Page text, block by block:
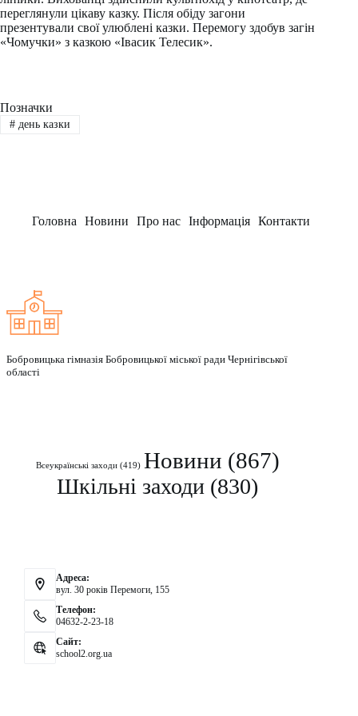
переглянули цікаву казку. Після обіду загони
презентували свої улюблені казки. Перемогу здобув загін
«Чомучки» з казкою «Івасик Телесик».
Позначки
#день казки
Головна Новини Про нас Інформація Контакти
Бобровицька гімназія Бобровицької міської ради Чернігівської
області
Всеукраїнські заходи(419) Новини (867)
Шкільні заходи (830)
Адреса:
вул. 30 років Перемоги, 155
Телефон:
04632-2-23-18
Сайт:
school2.org.ua